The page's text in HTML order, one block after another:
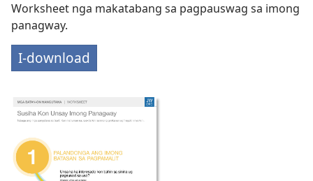
Worksheet nga makatabang sa pagpauswag sa imong
panagway.
I-download